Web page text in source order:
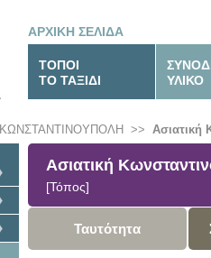
ΑΡΧΙΚΗ ΣΕΛΙΔΑ
ΤΟΠΟΙ
ΤΟ ΤΑΞΙΔΙ
ΥΛΙΚΟ
ΚΩΝΣΤΑΝΤΙΝΟΥΠΟΛΗ >> Ασιατική
Ασιατική
[Τόπος]
Ταυτότητα